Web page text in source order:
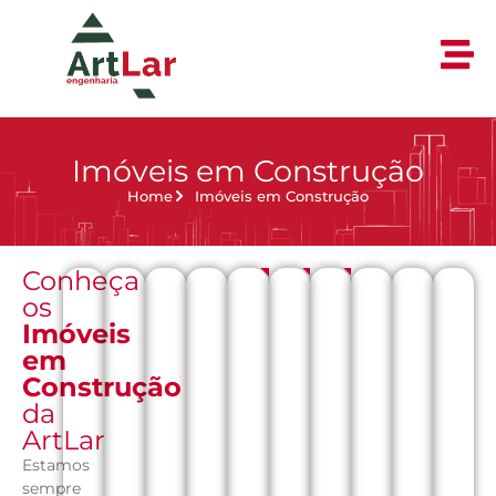
Imóveis em Construção
Home Imóveis em Construção
Conheça
os
Imóveis
em
Construção
da
ArtLar
Estamos
sempre